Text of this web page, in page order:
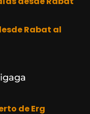
Rabat al
de Erg